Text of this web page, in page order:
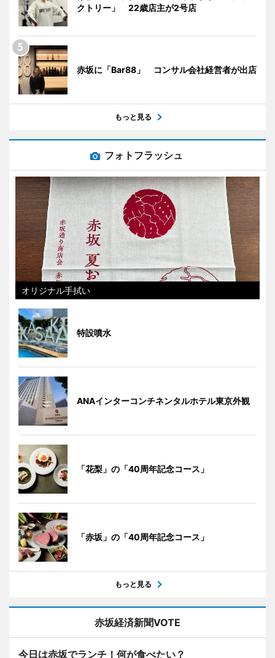
クトリー」 22歳店主が2号店
赤坂に「Bar88」 コンサル会社経営者が出店
もっと見る
フォトフラッシュ
オリジナル手拭い
特設噴水
ANAインターコンチネンタルホテル東京外観
「花梨」の「40周年記念コース」
「赤坂」の「40周年記念コース」
もっと見る
赤坂経済新聞VOTE
今日は赤坂でランチ！何が食べたい？